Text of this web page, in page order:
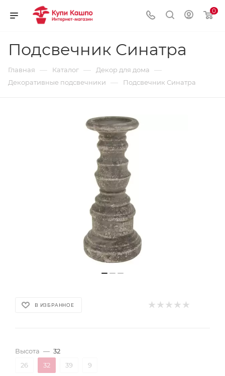
0
Подсвечник Синатра
Главная — Каталог — Декор для дома —
Декоративные подсвечники — Подсвечник Синатра
В ИЗБРАННОЕ
Высота — 32
26
32 39 9